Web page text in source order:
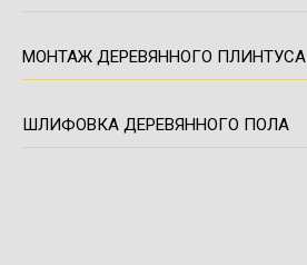
МОНТАЖ ДЕРЕВЯННОГО ПЛИНТУСА
ШЛИФОВКА ДЕРЕВЯННОГО ПОЛА